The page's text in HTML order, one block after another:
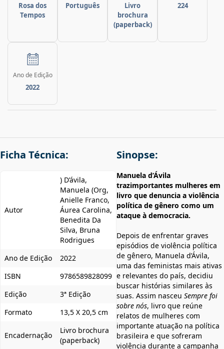
Rosa dos
Tempos
Português
Livro
brochura
(paperback)
224
Ano de Edição
2022
Ficha Técnica:
Autor
) D’ávila,
Manuela (Org,
Anielle Franco,
Áurea Carolina,
Benedita Da
Silva, Bruna
Rodrigues
Ano de Edição
2022
ISBN
9786589828099
Edição
3ª Edição
Formato
13,5 X 20,5 cm
Encadernação
Livro brochura
(paperback)
Sinopse:
Manuela d’Ávila
trazimportantes mulheres em
livro que denuncia a violência
política de gênero como um
ataque à democracia.
Depois de enfrentar graves
episódios de violência política
de gênero, Manuela d’Ávila,
uma das feministas mais ativas
e relevantes do país, decidiu
buscar histórias similares às
suas. Assim nasceu Sempre foi
sobre nós, livro que reúne
relatos de mulheres com
importante atuação na política
brasileira e que sofreram
violência durante a campanha